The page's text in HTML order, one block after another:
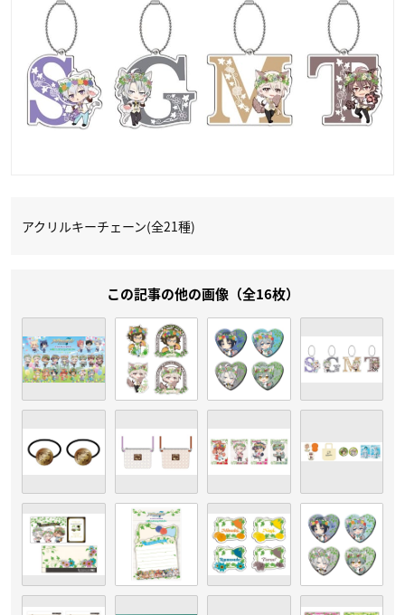
アクリルキーチェーン(全21種)
この記事の他の画像（全16枚）